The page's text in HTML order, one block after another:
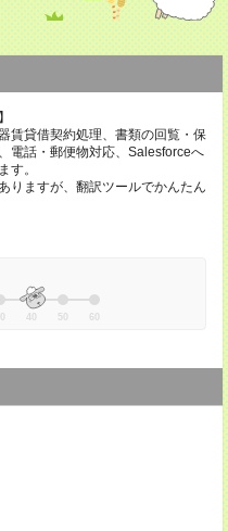
賃貸借契約処理、書類の回覧・保
電話・郵便物対応、Salesforceへ
す。
りますが、翻訳ツールでかんたん
40 50 60